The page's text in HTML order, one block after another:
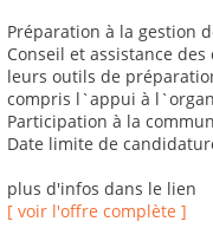
Préparation à la gestion
Conseil et assistance
leurs outils de
compris l`appui à
Participation à la
Date limite de
plus d'infos dans le lien
[ voir l'offre complète ]